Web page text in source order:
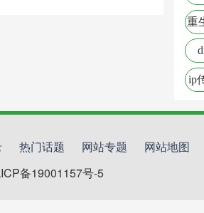
重
ip
热门话题 网站专题
网站地图
备19001157号-5